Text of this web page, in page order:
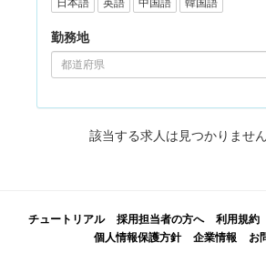
勤務地
都道府県
該当する求人は見つかりません
チュートリアル 採用担当者の方へ 利用規約
個人情報保護方針
企業情報 お